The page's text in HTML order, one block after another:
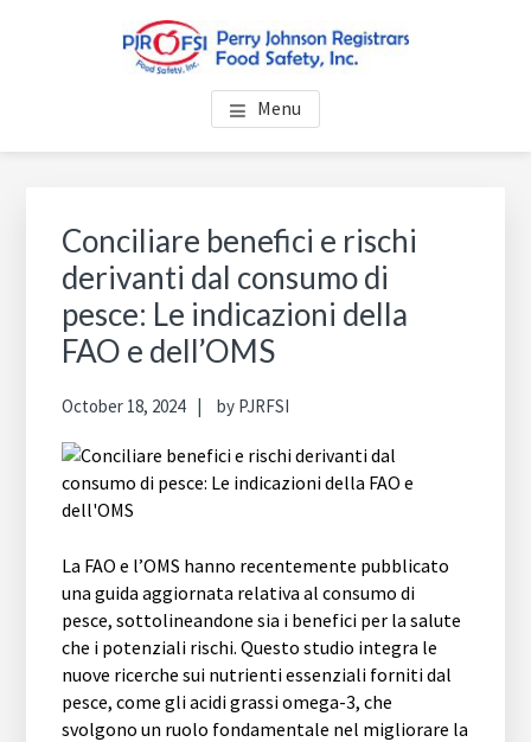
PJRFSI ITALIA
Perry Johnson Registrars Food Safety, Inc.
Menu
Conciliare benefici e rischi
derivanti dal consumo di
pesce: Le indicazioni della
FAO e dell’OMS
October 18, 2024 by PJRFSI
La FAO e l’OMS hanno recentemente pubblicato
una guida aggiornata relativa al consumo di
pesce, sottolineandone sia i benefici per la salute
che i potenziali rischi. Questo studio integra le
nuove ricerche sui nutrienti essenziali forniti dal
pesce, come gli acidi grassi omega-3, che
svolgono un ruolo fondamentale nel migliorare la
Sidebar